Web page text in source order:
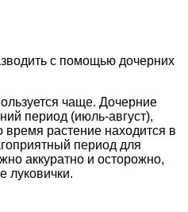
с помощью дочерних
чаще. Дочерние
период (июль-август),
время растение находится в
период для
аккуратно и осторожно,
луковички.